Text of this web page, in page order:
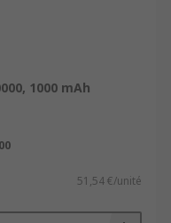
1000 mAh
51,54 €/unité